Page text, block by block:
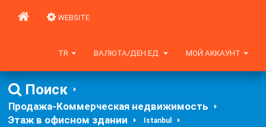
WEBSITE
МОЙ АККАУНТ
ВАЛЮТА/ДЕН.ЕД.
TR
Поиск
Продажа-Коммерческая недвижимость
Этаж в офисном здании
Istanbul